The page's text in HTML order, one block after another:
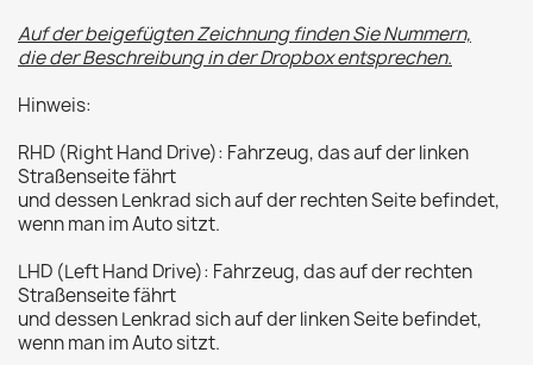
Auf der beigefügten Zeichnung finden Sie Nummern,
die der Beschreibung in der Dropbox entsprechen.
Hinweis:
RHD (Right Hand Drive): Fahrzeug, das auf der linken
Straßenseite fährt
und dessen Lenkrad sich auf der rechten Seite befindet,
wenn man im Auto sitzt.
LHD (Left Hand Drive): Fahrzeug, das auf der rechten
Straßenseite fährt
und dessen Lenkrad sich auf der linken Seite befindet,
wenn man im Auto sitzt.